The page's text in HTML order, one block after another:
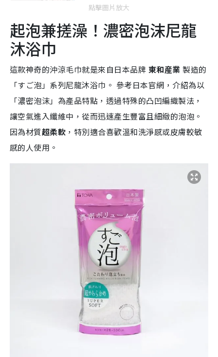
點擊圖片放大
起泡兼搓澡！濃密泡沫尼龍
沐浴巾
這款神奇的沖涼毛巾就是來自日本品牌 東和産業 製造的
「すご泡」系列尼龍沐浴巾。 參考日本官網，介紹為以
「濃密泡沫」為產品特點，透過特殊的凸凹編織製法，
讓空氣進入纖維中，從而迅速產生豐富且細緻的泡泡。
因為材質超柔軟 ，特別適合喜歡溫和洗淨感或皮膚較敏
感的人使用。